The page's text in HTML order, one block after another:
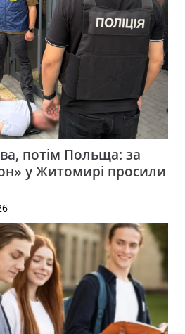
потім Польща: за
у Житомирі просили